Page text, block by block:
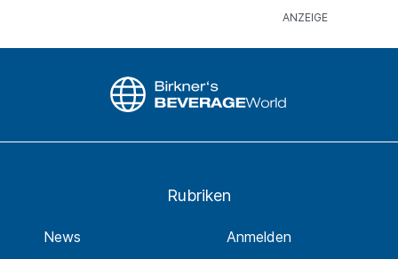
Rubriken
News
Anmelden